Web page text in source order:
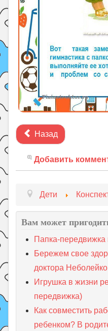
Назад
Добавить
Дети
Вам может
Папка-передвижка
Бережем свое
доктора
Игрушка в жизни
передвижка)
Как совместить
ребенком? В